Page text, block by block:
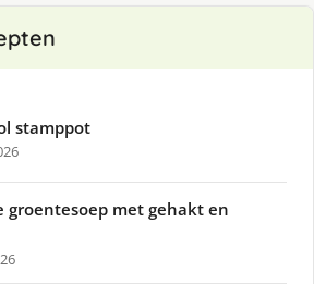
stamppot
groentesoep met gehakt en